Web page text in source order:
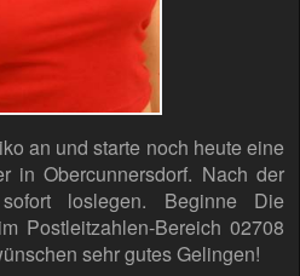
an und starte noch heute eine
in Obercunnersdorf. Nach der
loslegen. Beginne Die
Postleitzahlen-Bereich 02708
sehr gutes Gelingen!